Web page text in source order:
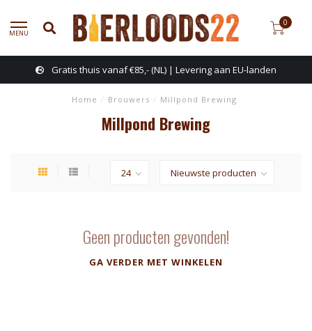
MENU
0
Gratis thuis vanaf €85,- (NL) | Levering aan EU-landen
Home / Brouwers / Millpond Brewing
Millpond Brewing
Geen producten gevonden!
GA VERDER MET WINKELEN